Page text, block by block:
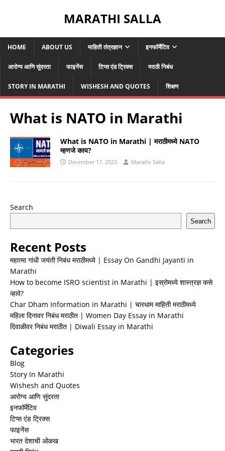
MARATHI SALLA
HOME ABOUT US माहिती तंत्रज्ञान इनफॉर्मेटिव
आरोग्य आणि सुंदरता फाइनेंस टिप्स एंड ट्रिक्स मराठी निबंध
STORY IN MARATHI WISHESH AND QUOTES शिक्षण
What is NATO in Marathi
What is NATO in Marathi | मराठीमध्ये NATO
म्हणजे काय?
December 17, 2023 Marathi Salla
Search
Search
Recent Posts
महात्मा गांधी जयंती निबंध मराठीमध्ये | Essay On Gandhi Jayanti in
Marathi
How to become ISRO scientist in Marathi | इस्रोमध्ये शास्त्रज्ञ कसे
व्हावे?
Char Dham Information in Marathi | चारधाम माहिती मराठीमध्ये
महिला दिनावर निबंध मराठीत | Women Day Essay in Marathi
दिवाळीवर निबंध मराठीत | Diwali Essay in Marathi
Categories
Blog
Story In Marathi
Wishesh and Quotes
आरोग्य आणि सुंदरता
इनफॉर्मेटिव
टिप्स एंड ट्रिक्स
फाइनेंस
भारत देशाची ओळख